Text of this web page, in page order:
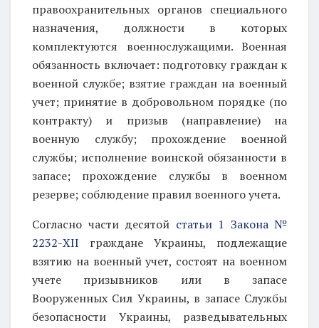
правоохранительных органов специального
назначения, должности в которых
комплектуются военнослужащими. Военная
обязанность включает: подготовку граждан к
военной службе; взятие граждан на военный
учет; принятие в добровольном порядке (по
контракту) и призыв (направление) на
военную службу; прохождение военной
службы; исполнение воинской обязанности в
запасе; прохождение службы в военном
резерве; соблюдение правил военного учета.
Согласно части десятой статьи 1 Закона №
2232-ХІІ граждане Украины, подлежащие
взятию на военный учет, состоят на военном
учете призывников или в запасе
Вооруженных Сил Украины, в запасе Службы
безопасности Украины, разведывательных